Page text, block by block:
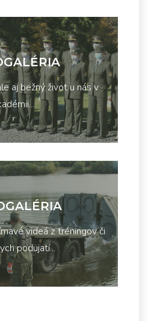
aj bežný život u nás v
videá z tréningov či
podujatí...